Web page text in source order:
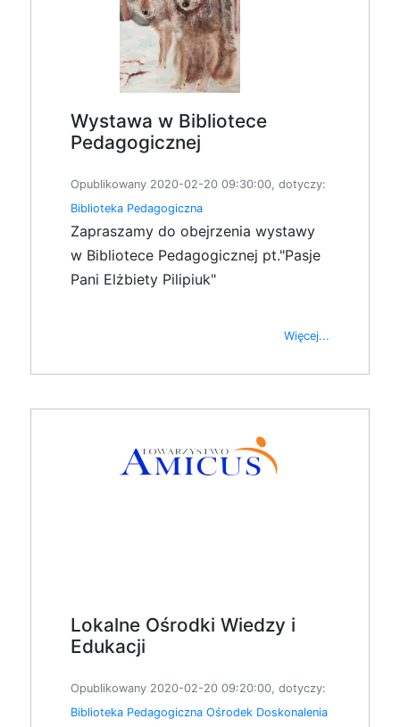
Wystawa w Bibliotece
Pedagogicznej
Opublikowany 2020-02-20 09:30:00, dotyczy:
Biblioteka Pedagogiczna
Zapraszamy do obejrzenia wystawy
w Bibliotece Pedagogicznej pt."Pasje
Pani Elżbiety Pilipiuk"
Więcej...
Lokalne Ośrodki Wiedzy i
Edukacji
Opublikowany 2020-02-20 09:20:00, dotyczy:
Biblioteka Pedagogiczna Ośrodek Doskonalenia